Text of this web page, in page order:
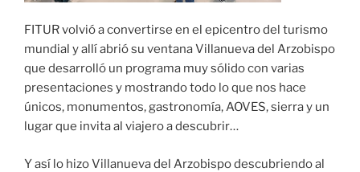
FITUR volvió a convertirse en el epicentro del turismo
mundial y allí abrió su ventana Villanueva del Arzobispo
que desarrolló un programa muy sólido con varias
presentaciones y mostrando todo lo que nos hace
únicos, monumentos, gastronomía, AOVES, sierra y un
lugar que invita al viajero a descubrir…
Y así lo hizo Villanueva del Arzobispo descubriendo al